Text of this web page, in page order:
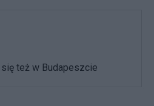
też w Budapeszcie